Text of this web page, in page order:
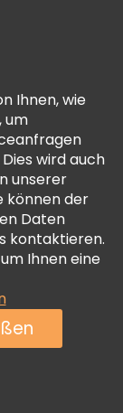
Ihnen, wie
um
wird auch
unserer
können der
Daten
kontaktieren.
Ihnen eine